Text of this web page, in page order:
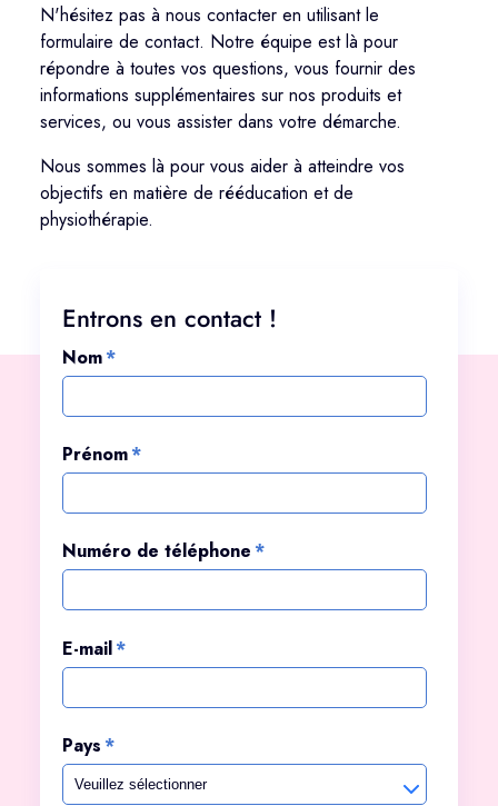
N'hésitez pas à nous contacter en utilisant le
formulaire de contact. Notre équipe est là pour
répondre à toutes vos questions, vous fournir des
informations supplémentaires sur nos produits et
services, ou vous assister dans votre démarche.
Nous sommes là pour vous aider à atteindre vos
objectifs en matière de rééducation et de
physiothérapie.
Entrons en contact !
Nom*
Prénom*
Numéro de téléphone *
E-mail*
Pays *